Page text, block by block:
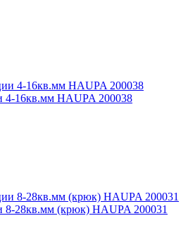
4-16кв.мм HAUPA 200038
8-28кв.мм (крюк) HAUPA 200031